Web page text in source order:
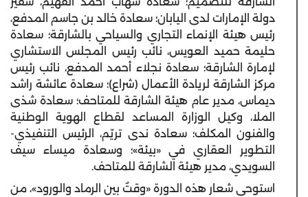
دولة الإمارات لدى اليابان؛ سعادة خالد بن جاسم المدفع،
رئيس هيئة الإنماء التجاري والسياحي بالشارقة؛ سعادة
حليمة حميد العويس، نائب رئيس المجلس الاستشاري
لإمارة الشارقة؛ سعادة نجلاء أحمد المدفع، نائب رئيس
مركز الشارقة لريادة الأعمال (شراع)؛ سعادة عائشة راشد
ديماس، مدير عام هيئة الشارقة للمتاحف؛ سعادة شذى
الملا، وكيل الوزارة المساعد لقطاع الهوية الوطنية
والفنون المكلف؛ سعادة ندى تريّم، الرئيس التنفيذي-
التطوير العقاري في «بيئة»؛ وسعادة ميساء سيف
السويدي، مدير هيئة الشارقة للمتاحف.
استوحي شعار هذه الدورة «وقتٌ بين الرماد والورود»، من